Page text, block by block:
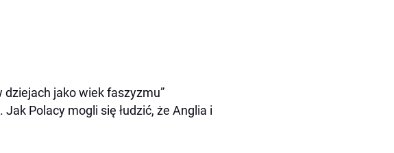
dziejach jako wiek faszyzmu”
Polacy mogli się łudzić, że Anglia i